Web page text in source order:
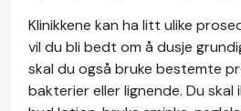
Klinikkene kan ha litt ulike
vil du bli bedt om å dusje
skal du også bruke bestemte
bakterier eller lignende. Du skal